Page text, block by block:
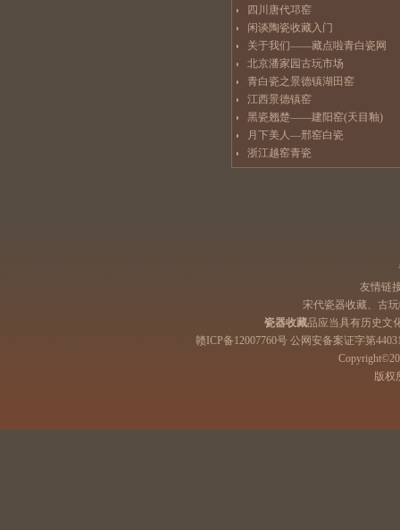
四川唐代邛窑
闲谈陶瓷收藏入门
关于我们——藏点啦青白瓷网
北京潘家园古玩市场
青白瓷之景德镇湖田窑
江西景德镇窑
黑瓷翘楚——建阳窑(天目釉)
月下美人—邢窑白瓷
浙江越窑青瓷
友情链
宋代瓷器收藏、古
瓷器收藏品应当具有历史文
赣ICP备12007760号 公网安备案证字第
版权